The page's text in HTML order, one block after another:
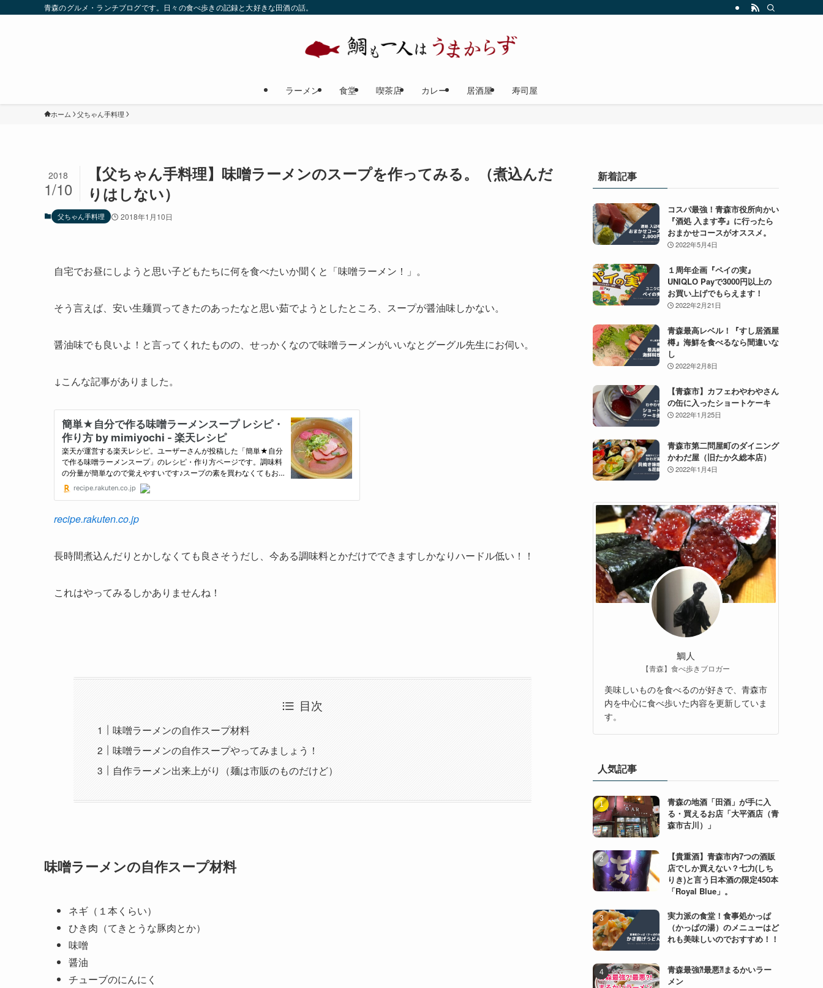
青森のグルメ・ランチブログです。日々の食べ歩きの記録と大好きな田酒の話。
ラーメン 食堂 喫茶店 カレー 居酒屋 寿司屋
ホーム 父ちゃん手料理
【父ちゃん手料理】味噌ラーメンのスープを作ってみる。（煮込んだ
りはしない）
2018
1/10
父ちゃん手料理 2018年1月10日
自宅でお昼にしようと思い子どもたちに何を食べたいか聞くと「味噌ラーメン！」。
そう言えば、安い生麺買ってきたのあったなと思い茹でようとしたところ、スープが醤油味しかない。
醤油味でも良いよ！と言ってくれたものの、せっかくなので味噌ラーメンがいいなとグーグル先生にお伺い。
↓こんな記事がありました。
recipe.rakuten.co.jp
長時間煮込んだりとかしなくても良さそうだし、今ある調味料とかだけでできますしかなりハードル低い！！
これはやってみるしかありませんね！
目次
味噌ラーメンの自作スープ材料
味噌ラーメンの自作スープやってみましょう！
自作ラーメン出来上がり（麺は市販のものだけど）
味噌ラーメンの自作スープ材料
ネギ（１本くらい）
ひき肉（てきとうな豚肉とか）
味噌
醤油
チューブのにんにく
新着記事
コスパ最強！青森市役所向かい
『酒処 入ます亭』に行ったら
おまかせコースがオススメ。
2022年5月4日
１周年企画『ペイの実』
UNIQLO Payで3000円以上の
お買い上げでもらえます！
2022年2月21日
青森最高レベル！『すし居酒屋
樽』海鮮を食べるなら間違いな
し
2022年2月8日
【青森市】カフェわやわやさん
の缶に入ったショートケーキ
2022年1月25日
青森市第二問屋町のダイニング
かわだ屋（旧たか久総本店）
2022年1月4日
鯛人
【青森】食べ歩きブロガー
美味しいものを食べるのが好きで、青森市
内を中心に食べ歩いた内容を更新していま
す。
人気記事
青森の地酒「田酒」が手に入
る・買えるお店「大平酒店（青
森市古川）」
【貴重酒】青森市内7つの酒販
店でしか買えない？七力(しち
りき)と言う日本酒の限定450本
「Royal Blue」。
実力派の食堂！食事処かっぱ
（かっぱの湯）のメニューはど
れも美味しいのでおすすめ！！
青森最強⁈最悪⁈まるかいラー
メン